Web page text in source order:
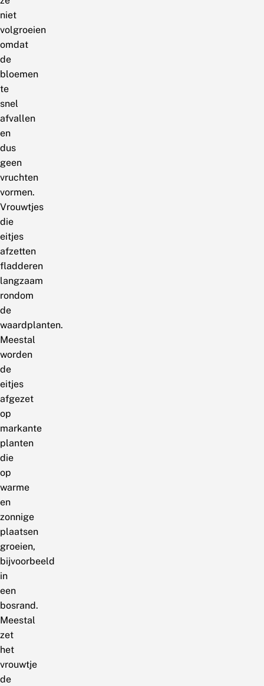
niet
volgroeien
omdat
de
bloemen
te
snel
afvallen
en
dus
geen
vruchten
vormen.
Vrouwtjes
die
eitjes
afzetten
fladderen
langzaam
rondom
de
waardplanten.
Meestal
worden
de
eitjes
afgezet
op
markante
planten
die
op
warme
en
zonnige
plaatsen
groeien,
bijvoorbeeld
in
een
bosrand.
Meestal
zet
het
vrouwtje
de